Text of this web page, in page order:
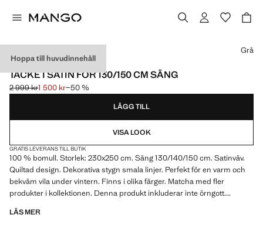
Hoppa till huvudinnehåll
PREMIUM-KVALITET
TÄCKE I SATIN FÖR 130/150 CM SÄNG
Ursprungligt pris överstruket [2 999 kr ]
2 999 kr
Gällande pris [1 500 kr ]
1 500 kr−50 %
Välj en färg
Grå
LÄGG TILL
VISA LOOK
GRATIS LEVERANS TILL BUTIK
100 % bomull. Storlek: 230x250 cm. Säng 130/140/150 cm. Satinväv.
Quiltad design. Dekorativa stygn smala linjer. Perfekt för en varm och
bekväm vila under vintern. Finns i olika färger. Matcha med fler
produkter i kollektionen. Denna produkt inkluderar inte örngott.
LÄS MER